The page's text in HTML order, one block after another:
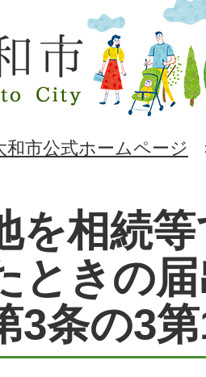
和市公式ホームページ
を相続
ときの
3条の3